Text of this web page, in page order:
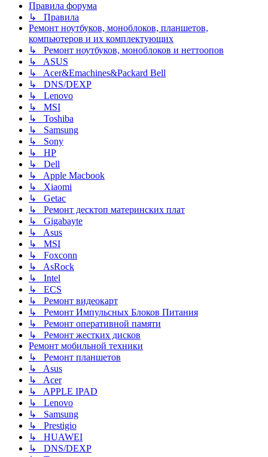
Правила форума
↳ Правила
Ремонт ноутбуков, моноблоков, планшетов,
компьютеров и их комплектующих
↳ Ремонт ноутбуков, моноблоков и неттоопов
↳ ASUS
↳ Acer&Emachines&Packard Bell
↳ DNS/DEXP
↳ Lenovo
↳ MSI
↳ Toshiba
↳ Samsung
↳ Sony
↳ HP
↳ Dell
↳ Apple Macbook
↳ Xiaomi
↳ Getac
↳ Ремонт десктоп материнских плат
↳ Gigabayte
↳ Asus
↳ MSI
↳ Foxconn
↳ AsRock
↳ Intel
↳ ECS
↳ Ремонт видеокарт
↳ Ремонт Импульсных Блоков Питания
↳ Ремонт оперативной памяти
↳ Ремонт жестких дисков
Ремонт мобильной техники
↳ Ремонт планшетов
↳ Asus
↳ Acer
↳ APPLE IPAD
↳ Lenovo
↳ Samsung
↳ Prestigio
↳ HUAWEI
↳ DNS/DEXP